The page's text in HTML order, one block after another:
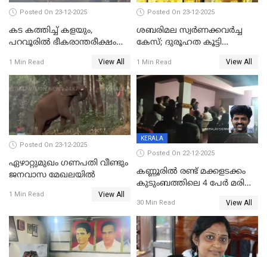
Posted On 23-12-2025
കട കത്തിച്ച് കളയും,
പറവൂരില്‍ ഭീകരാന്തരീക്ഷം
1 Min Read View All
Posted On 23-12-2025
ശബരിമല സ്വര്‍ണക്കവര്‍ച്ച
കേസ്; ദുരൂഹത കൂട്ടി
1 Min Read View All
Posted On 23-12-2025
ഏഴാറ്റുമുഖം ഗണപതി വീണ്ടും
ജനവാസ മേഖലയിൽ
1 Min Read View All
KERALA
Posted On 22-12-2025
കണ്ണൂരിൽ രണ്ട് മക്കളടക്കം
കുടുംബത്തിലെ 4 പേർ മരിച്ച
30 Min Read View All